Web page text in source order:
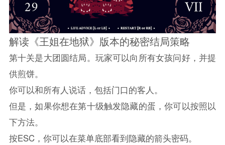
解读《王姐在地狱》版本的秘密结局策略
第十关是大团圆结局。玩家可以向所有女孩问好，并提
供煎饼。
你可以和所有人说话，包括门口的客人。
但是，如果你想在第十级触发隐藏的蛋，你可以按照以
下方法。
按ESC，你可以在菜单底部看到隐藏的箭头密码。